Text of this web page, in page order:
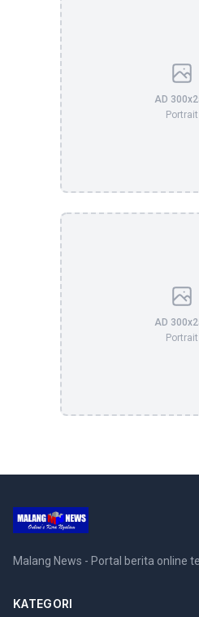
AD
Portrait
AD
Portrait
Malang News - Portal berita online
KATEGORI